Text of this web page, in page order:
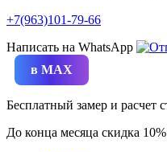
+7(963)101-79-66
Написать на WhatsApp
в MAX
Бесплатный замер и расчет
До конца месяца скидка